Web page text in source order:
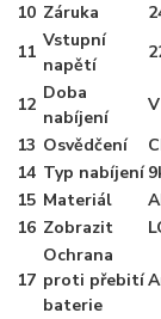
10 Záruka
11
Vstupní
napětí
12
Doba
nabíjení
13 Osvědčení
14 Typ nabíjení
15 Materiál
16 Zobrazit
17
Ochrana
proti přebití
baterie